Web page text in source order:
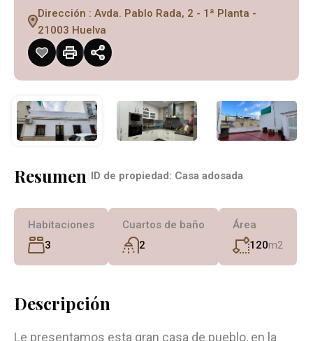
Dirección : Avda. Pablo Rada, 2 - 1ª Planta -
21003 Huelva
Resumen ID de propiedad: Casa adosada
Habitaciones
3
Cuartos de baño
2
Área
120m2
Descripción
Le presentamos esta gran casa de pueblo, en la